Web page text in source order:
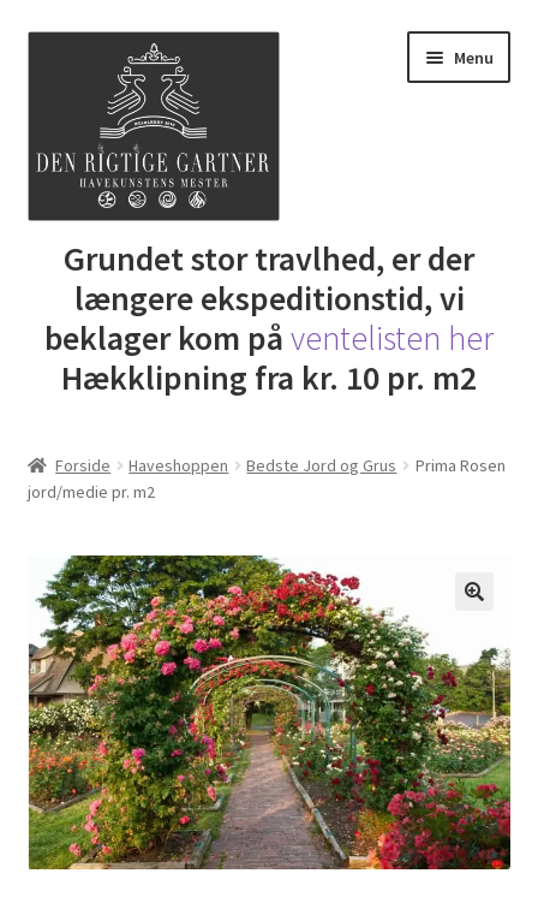
navigation
Menu
Butik
DRG Express lån
Lej Maskine
Min Konto
Om os
Grundet stor travlhed, er der
længere ekspeditionstid, vi
beklager kom påventelisten her
Hækklipning fra kr. 10 pr. m2
Forside Haveshoppen Bedste Jord og Grus
Prima Rosen
jord/medie pr. m2